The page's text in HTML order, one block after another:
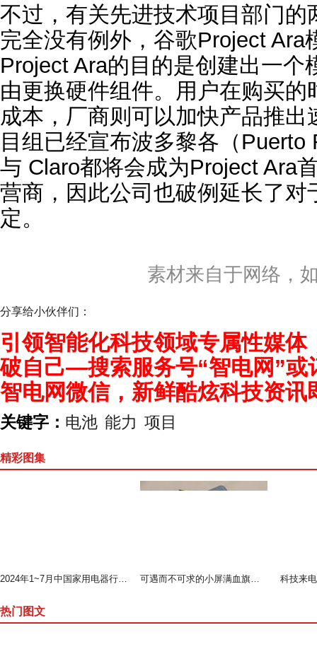
不过，有关先进技术项目部门
完全没有例外，谷歌Project Ara
Project Ara的目的是创建出一个
由更换硬件组件。用户在购买
成本，厂商则可以加快产品推
目组已经宣布波多黎各（
与 Claro都将会成为Project Ara
营商，因此公司也破例延长了对
定。
素材来自于网络，
分享给小伙伴们：
引领智能化科技领域专属性媒
破自己—搜索服务号“智电网”或
智电网微信，新鲜酷炫科技资讯
关键字： 电池 能力 项目
精彩图集
2024年1~7月中国家用电器行业运行形势分析（上） 可遇而不可求的小屏满血旗舰--魅族 18测评
热门图文